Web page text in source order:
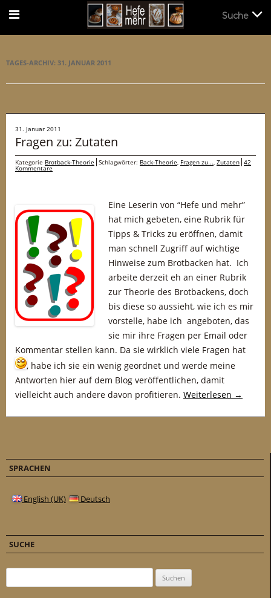
TAGES-ARCHIV: 31. JANUAR 2011
31. Januar 2011
Fragen zu: Zutaten
Kategorie Brotback-Theorie Schlagwörter: Back-Theorie, Fragen zu..., Zutaten 42
Kommentare
Eine Leserin von “Hefe und mehr”
hat mich gebeten, eine Rubrik für
Tipps & Tricks zu eröffnen, damit
man schnell Zugriff auf wichtige
Hinweise zum Brotbacken hat. Ich
arbeite derzeit eh an einer Rubrik
zur Theorie des Brotbackens, doch
bis diese so aussieht, wie ich es mir
vorstelle, habe ich angeboten, das
sie mir ihre Fragen per Email oder
Kommentar stellen kann. Da sie wirklich viele Fragen hat
, habe ich sie ein wenig geordnet und werde meine
Antworten hier auf dem Blog veröffentlichen, damit
vielleicht auch andere davon profitieren. Weiterlesen →
SPRACHEN
English (UK) Deutsch
SUCHE
Suche
Suche